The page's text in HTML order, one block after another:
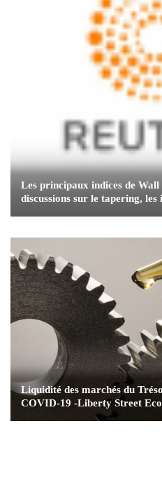
Les principaux indices de Wall
discussions sur le tapering, les
Liquidité des marchés du
COVID-19 -Liberty Street